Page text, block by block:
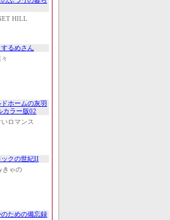
HILL
るめさん
ドホームの灰羽
カラー版02
ロマンス
ックの世紀II
きゃの
のための備忘録